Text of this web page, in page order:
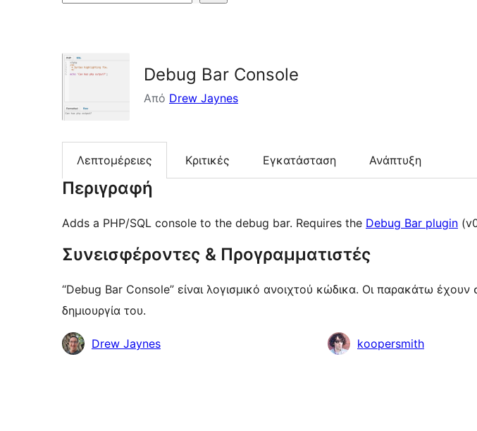
Debug Bar Console
Από Drew Jaynes
Λεπτομέρειες Κριτικές Εγκατάσταση Ανάπτυξη
Περιγραφή
Adds a PHP/SQL console to the debug bar. Requires the Debug Bar plugin
Συνεισφέροντες & Προγραμματιστές
“Debug Bar Console” είναι λογισμικό ανοιχτού κώδικα. Οι παρακάτω έχουν
δημιουργία του.
Συντελεστές
Drew Jaynes koopersmith